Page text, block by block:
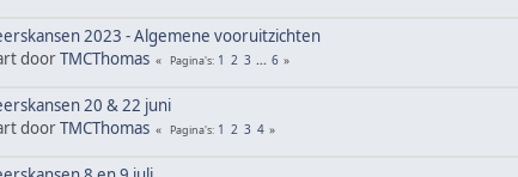
2023 - Algemene vooruitzichten
doorTMCThomas Pagina's 1 2 3 ... 6
20 & 22 juni
doorTMCThomas Pagina's 1 2 3 4